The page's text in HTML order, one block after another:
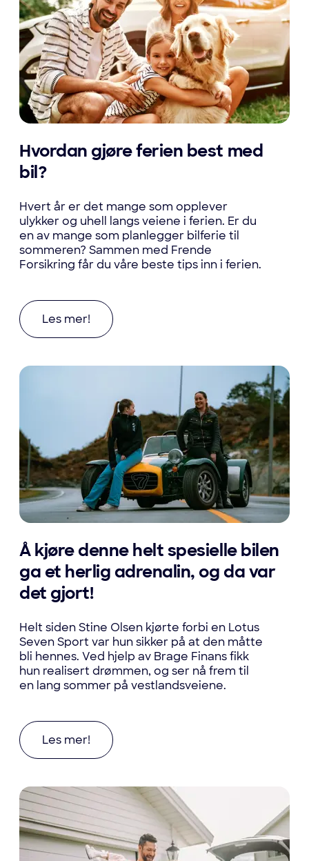
Hvordan gjøre ferien best med
bil?
Hvert år er det mange som opplever
ulykker og uhell langs veiene i ferien. Er du
en av mange som planlegger bilferie til
sommeren? Sammen med Frende
Forsikring får du våre beste tips inn i ferien.
Les mer om Hvordan gjøre ferien best med bil?
Les mer!
Å kjøre denne helt spesielle bilen
ga et herlig adrenalin, og da var
det gjort!
Helt siden Stine Olsen kjørte forbi en Lotus
Seven Sport var hun sikker på at den måtte
bli hennes. Ved hjelp av Brage Finans fikk
hun realisert drømmen, og ser nå frem til
en lang sommer på vestlandsveiene.
Les mer om Å kjøre denne helt spesielle bilen
Les mer!